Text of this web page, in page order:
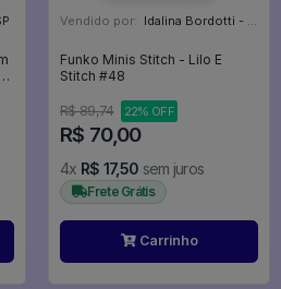
Vendido por: Idalina Bordotti - SP
Funko Minis Stitch - Lilo E
Stitch #48
R$ 89,74 22% OFF
R$ 70,00
4x R$ 17,50 sem juros
Frete Grátis
Carrinho